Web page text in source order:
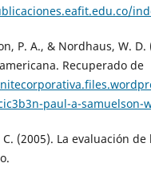
P. A., & Nordhaus, W.
Recuperado de
paul-a-
C. (2005). La evaluación